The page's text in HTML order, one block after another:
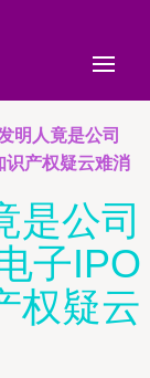
明人竟是公司
识产权疑云难消
是公司
子IPO
权疑云